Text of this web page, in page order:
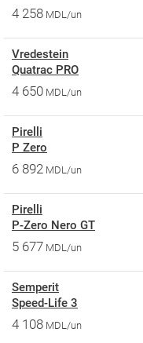
4 258 MDL/un
Vredestein
Quatrac PRO
4 650 MDL/un
Pirelli
P Zero
6 892 MDL/un
Pirelli
P-Zero Nero GT
5 677 MDL/un
Semperit
Speed-Life 3
4 108 MDL/un